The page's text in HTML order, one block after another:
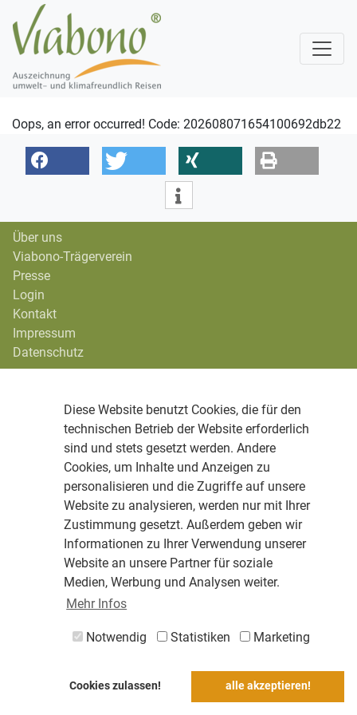
Diese Website benutzt Cookies, die für den
technischen Betrieb der Website erforderlich
sind und stets gesetzt werden. Andere
Cookies, um Inhalte und Anzeigen zu
personalisieren und die Zugriffe auf unsere
Website zu analysieren, werden nur mit Ihrer
Zustimmung gesetzt. Außerdem geben wir
Informationen zu Ihrer Verwendung unserer
Website an unsere Partner für soziale
Medien, Werbung und Analysen weiter.
Mehr Infos
Notwendig Statistiken Marketing
Cookies zulassen! alle akzeptieren!
Oops, an error occurred! Code: 202608071654100692db22
Über uns
Viabono-Trägerverein
Presse
Login
Kontakt
Impressum
Datenschutz